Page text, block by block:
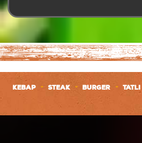
KEBAP + STEAK + BURGER + TATLI